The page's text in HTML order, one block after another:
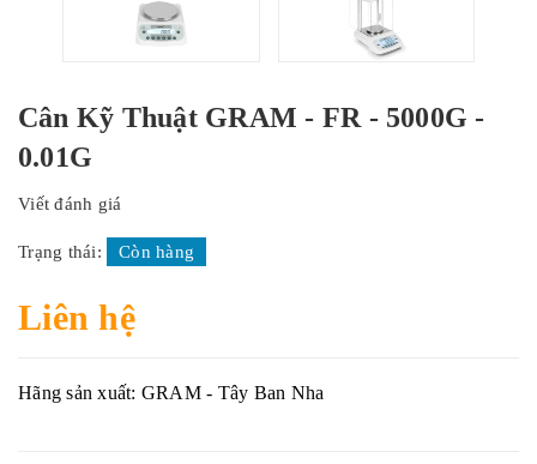
Cân Kỹ Thuật GRAM - FR - 5000G -
0.01G
Viết đánh giá
Trạng thái: Còn hàng
Liên hệ
Hãng sản xuất: GRAM - Tây Ban Nha